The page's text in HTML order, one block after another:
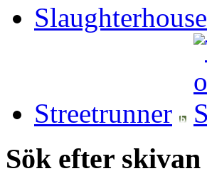
Slaughterhouse
Streetrunner
Sök efter skivan